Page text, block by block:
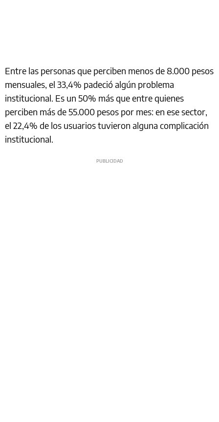
Entre las personas que perciben menos de 8.000 pesos
mensuales, el 33,4% padeció algún problema
institucional. Es un 50% más que entre quienes
perciben más de 55.000 pesos por mes: en ese sector,
el 22,4% de los usuarios tuvieron alguna complicación
institucional.